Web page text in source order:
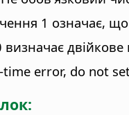
1 означає,
двійкове
time error, do not